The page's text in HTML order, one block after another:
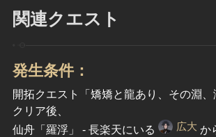
関連クエスト
発生条件：
開拓クエスト「矯矯と龍あり、その淵
クリア後、
仙舟「羅浮」 - 長楽天にいる
広大 か